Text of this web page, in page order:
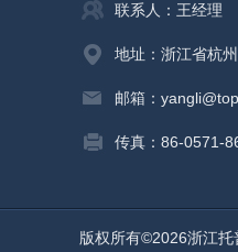
联系人：王经理
地址：浙江省杭
邮箱：
传真：86-0571-
版权所有©2026浙江